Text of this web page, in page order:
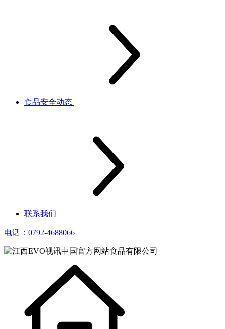
食品安全动态
联系我们
电话：0792-4688066